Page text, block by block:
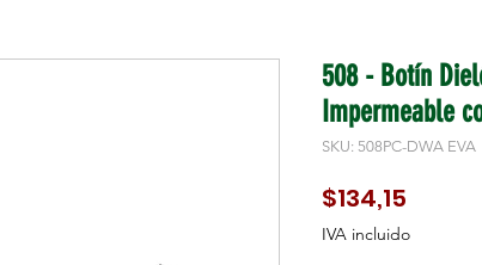
508 - Botín
Impermeable
SKU: 508PC-DWA EVA
$134,15
IVA incluido